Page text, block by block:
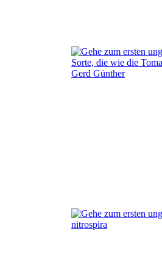
Sorte, die wie die
Gerd Günther
nitrospira